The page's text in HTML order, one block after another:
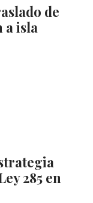
de
a isla
285 en